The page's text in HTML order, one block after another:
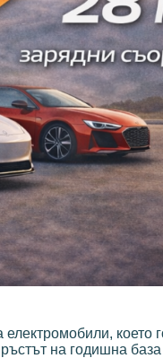
което
на годишна